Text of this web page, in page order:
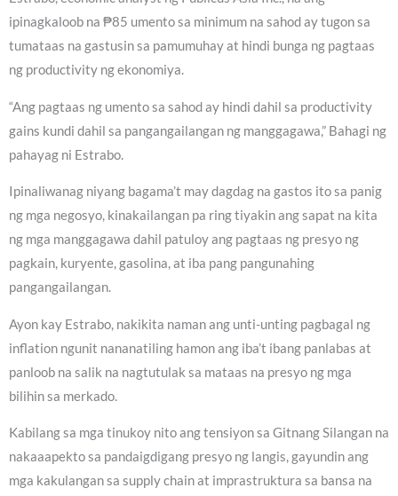
ipinagkaloob na ₱85 umento sa minimum na sahod ay tugon sa
tumataas na gastusin sa pamumuhay at hindi bunga ng pagtaas
ng productivity ng ekonomiya.
“Ang pagtaas ng umento sa sahod ay hindi dahil sa productivity
gains kundi dahil sa pangangailangan ng manggagawa,” Bahagi ng
pahayag ni Estrabo.
Ipinaliwanag niyang bagama’t may dagdag na gastos ito sa panig
ng mga negosyo, kinakailangan pa ring tiyakin ang sapat na kita
ng mga manggagawa dahil patuloy ang pagtaas ng presyo ng
pagkain, kuryente, gasolina, at iba pang pangunahing
pangangailangan.
Ayon kay Estrabo, nakikita naman ang unti-unting pagbagal ng
inflation ngunit nananatiling hamon ang iba’t ibang panlabas at
panloob na salik na nagtutulak sa mataas na presyo ng mga
bilihin sa merkado.
Kabilang sa mga tinukoy nito ang tensiyon sa Gitnang Silangan na
nakaaapekto sa pandaigdigang presyo ng langis, gayundin ang
mga kakulangan sa supply chain at imprastruktura sa bansa na